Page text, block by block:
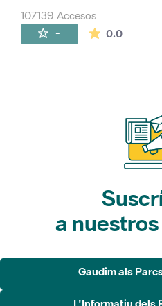
107139 Accesos
- 0.0La
a
Gaudim als
L'Informatiu dels